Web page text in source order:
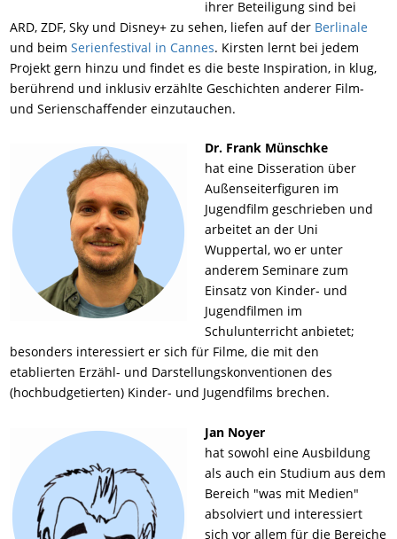
ihrer Beteiligung sind bei
ARD, ZDF, Sky und Disney+ zu sehen, liefen auf der Berlinale
und beimSerienfestival in Cannes. Kirsten lernt bei jedem
Projekt gern hinzu und findet es die beste Inspiration, in klug,
berührend und inklusiv erzählte Geschichten anderer Film-
und Serienschaffender einzutauchen.
Dr. Frank Münschke
hat eine Disseration über
Außenseiterfiguren im
Jugendfilm geschrieben und
arbeitet an der Uni
Wuppertal, wo er unter
anderem Seminare zum
Einsatz von Kinder- und
Jugendfilmen im
Schulunterricht anbietet;
besonders interessiert er sich für Filme, die mit den
etablierten Erzähl- und Darstellungskonventionen des
(hochbudgetierten) Kinder- und Jugendfilms brechen.
Jan Noyer
hat sowohl eine Ausbildung
als auch ein Studium aus dem
Bereich "was mit Medien"
absolviert und interessiert
sich vor allem für die Bereiche